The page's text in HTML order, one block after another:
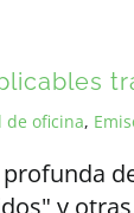
de oficina,
y